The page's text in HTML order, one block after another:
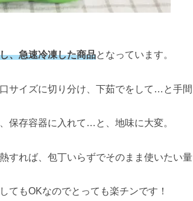
、急速冷凍した商品となっています。
サイズに切り分け、下茹でをして…と手間
保存容器に入れて…と、地味に大変。
すれば、包丁いらずでそのまま使いたい量
てもOKなのでとっても楽チンです！